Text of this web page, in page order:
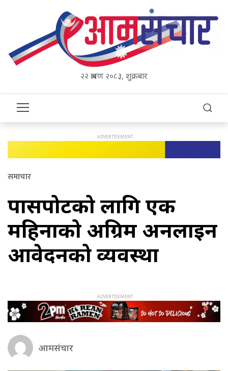
२२ श्रावण २०८३, शुक्रबार
समाचार
पासपोर्टको लागि एक
महिनाको अग्रिम अनलाइन
आवेदनको व्यवस्था
आमसंचार